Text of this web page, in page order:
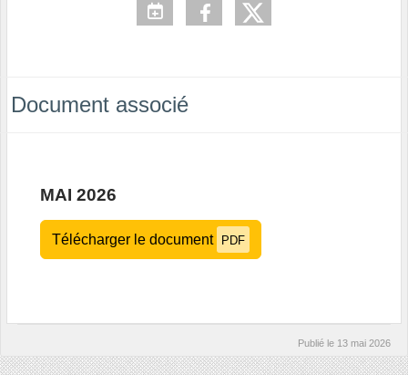
Document associé
MAI 2026
Télécharger le document PDF
Publié le 13 mai 2026